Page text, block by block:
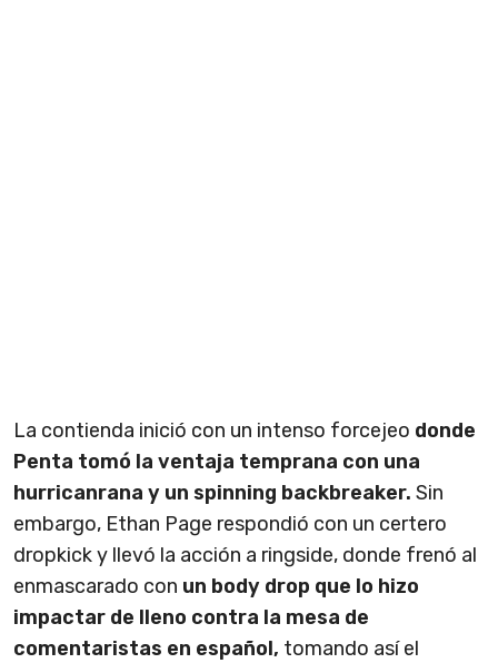
La contienda inició con un intenso forcejeo donde
Penta tomó la ventaja temprana con una
hurricanrana y un spinning backbreaker. Sin
embargo, Ethan Page respondió con un certero
dropkick y llevó la acción a ringside, donde frenó al
enmascarado con un body drop que lo hizo
impactar de lleno contra la mesa de
comentaristas en español, tomando así el